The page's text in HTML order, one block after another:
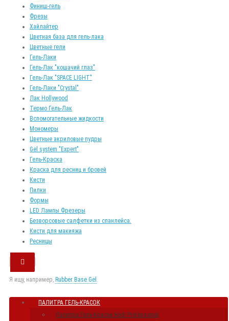
Финиш-гель
Фрезы
Хайлайтер
Цветная база для гель-лака
Цветные гели
Гель-Лаки
Гель-Лак "кошачий глаз"
Гель-Лак "SPACE LIGHT"
Гель-Лаки "Crystal"
Лак Hollywood
Термо Гель-Лак
Вспомогательные жидкости
Мономеры
Цветные акриловые пудры
Gel system "Expert"
Гель-Краска
Краска для ресниц и бровей
Кисти
Пилки
Формы
LED Лампы Фрезеры
Безворсовые салфетки из спанлейса.
Кисти для макияжа
Ресницы
Я ищу, например, Rubber Base Gel
ПАЛИТРА ГЕЛЬ-КРАСОК
Палитра Гель-Красок Kodi Professional